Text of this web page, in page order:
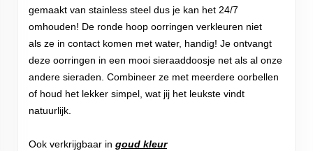
gemaakt van stainless steel dus je kan het 24/7
omhouden! De ronde hoop oorringen verkleuren niet
als ze in contact komen met water, handig! Je ontvangt
deze oorringen in een mooi sieraaddoosje net als al onze
andere sieraden. Combineer ze met meerdere oorbellen
of houd het lekker simpel, wat jij het leukste vindt
natuurlijk.
Ook verkrijgbaar in goud kleur